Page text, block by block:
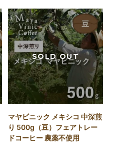
マヤビニック メキシコ 中深煎
り 500g（豆）フェアトレー
ドコーヒー 農薬不使用